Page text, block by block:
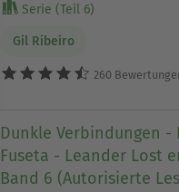
Serie (Teil 6)
Gil Ribeiro
260
Dunkle Verbindungen -
Fuseta - Leander Lost
Band 6 (Autorisierte